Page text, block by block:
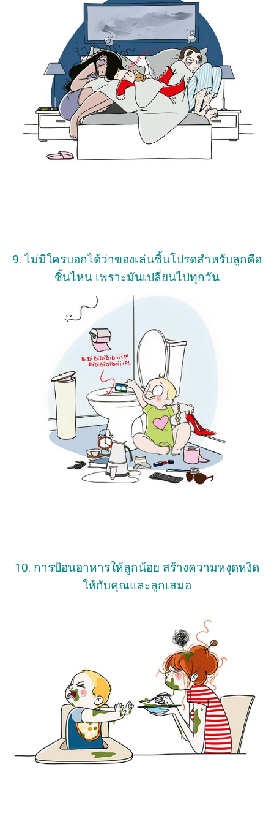
9. ไม่มีใครบอกได้ว่าของเล่นชิ้นโปรดสำหรับลูกคือ
ชิ้นไหน เพราะมันเปลี่ยนไปทุกวัน
10. การป้อนอาหารให้ลูกน้อย สร้างความหงุดหงิด
ให้กับคุณและลูกเสมอ